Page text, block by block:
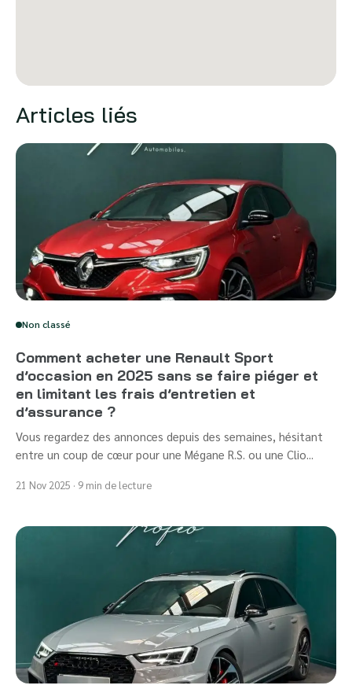
Articles liés
Non classé
Comment acheter une Renault Sport
d’occasion en 2025 sans se faire piéger et
en limitant les frais d’entretien et
d’assurance ?
Vous regardez des annonces depuis des semaines, hésitant
entre un coup de cœur pour une Mégane R.S. ou une Clio...
21 Nov 2025 · 9 min de lecture